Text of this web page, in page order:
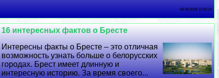
08 08 2026 11:50:19
16 интересных фактов о Бресте
Интересны факты о Бресте – это отличная
возможность узнать больше о белорусских
городах. Брест имеет длинную и
интересную историю. За время своего...